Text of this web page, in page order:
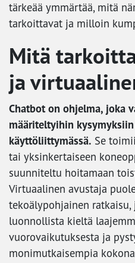
tärkeää ymmärtää, mitä
tarkoittavat ja milloin
Mitä
ja
Chatbot on ohjelma, joka
määriteltyihin
käyttöliittymässä. Se
tai yksinkertaiseen
suunniteltu hoitamaan
Virtuaalinen avustaja
tekoälypohjainen ratkaisu,
luonnollista kieltä
vuorovaikutuksesta ja
monimutkaisempia